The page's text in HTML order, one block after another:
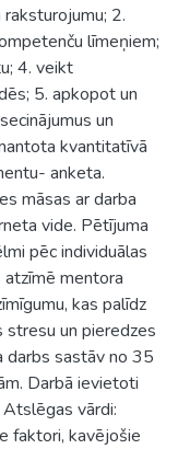
2.
līmeņiem;
4. veikt
5. apkopot un
un
kvantitatīvā
anketa.
māsas ar darba
vide. Pētījuma
pēc individuālas
mentora
kas palīdz
stresu un pieredzes
darbs sastāv no 35
Darbā ievietoti
vārdi:
faktori, kavējošie